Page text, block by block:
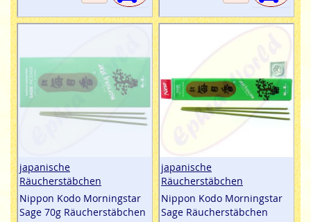
japanische
Räucherstäbchen
Nippon Kodo Morningstar
Sage 70g Räucherstäbchen
japanische
Räucherstäbchen
Nippon Kodo Morningstar
Sage Räucherstäbchen